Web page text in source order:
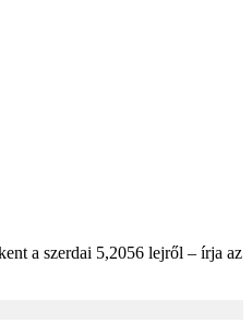
a szerdai 5,2056 lejről – írja az